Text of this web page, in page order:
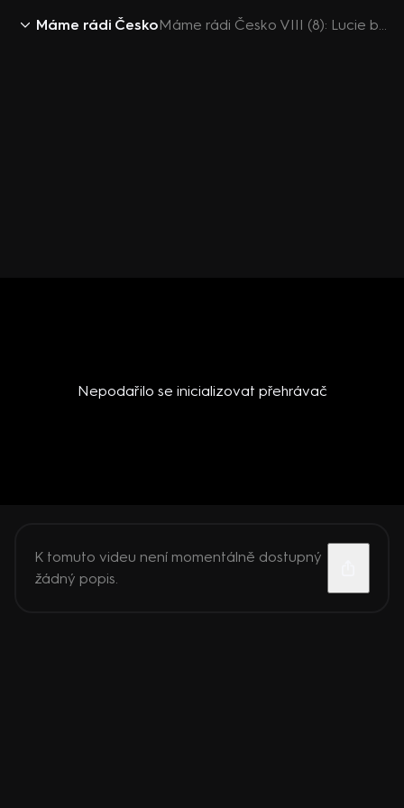
Máme rádi Česko Máme rádi Česko VIII (8): Lucie benesova poznavacka
Nepodařilo se inicializovat přehrávač
K tomuto videu není momentálně dostupný
žádný popis.